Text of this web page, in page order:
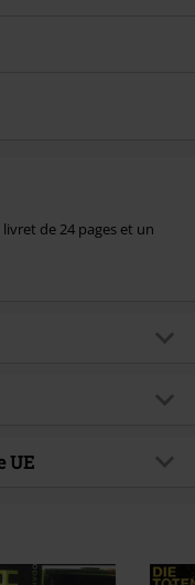
de 24 pages et un
Edition Double CD Digipak
Hosen
UE